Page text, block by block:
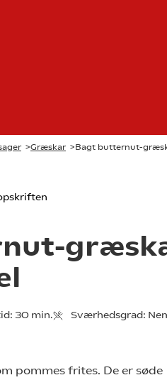
>Græskar >Bagt butternut-
30 min. Sværhedsgrad:
pommes frites. De er søde